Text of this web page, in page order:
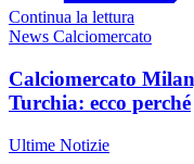
Continua la lettura
News Calciomercato
Calciomercato
Turchia: ecco perché
Ultime Notizie